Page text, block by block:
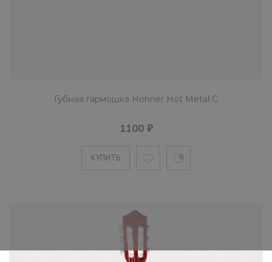
Губная гармошка Hohner Hot Metal C
1100 ₽
КУПИТЬ